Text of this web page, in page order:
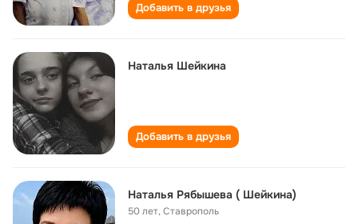
Добавить в друзья
Наталья Шейкина
Добавить в друзья
Наталья Рябышева ( Шейкина)
50 лет,Ставрополь